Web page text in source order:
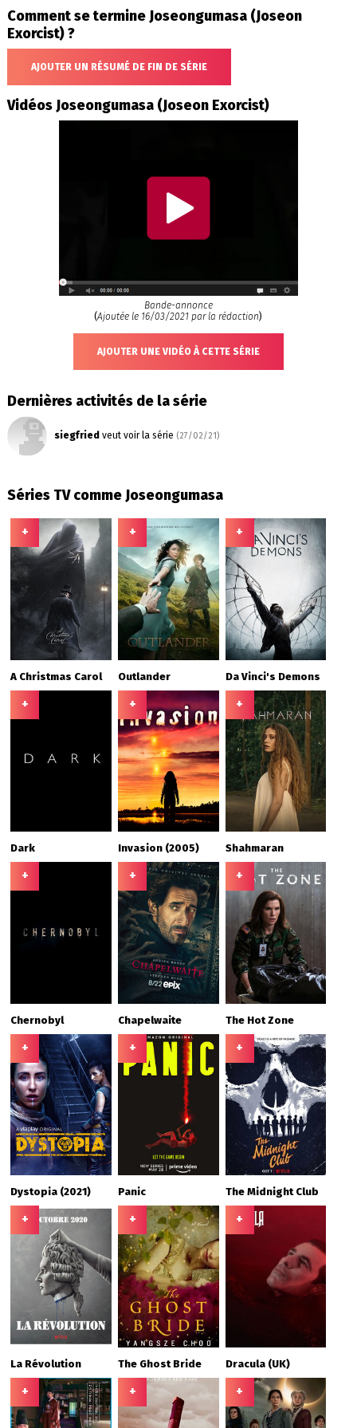
Comment se termine Joseongumasa (Joseon
Exorcist) ?
AJOUTER UN RÉSUMÉ DE FIN DE SÉRIE
Vidéos Joseongumasa (Joseon Exorcist)
Bande-annonce
(Ajoutée le 16/03/2021 par la rédaction)
AJOUTER UNE VIDÉO À CETTE SÉRIE
Dernières activités de la série
siegfried veut voir la série (27/02/21)
Séries TV comme Joseongumasa
+
A Christmas Carol
+
Outlander
+
Da Vinci's Demons
+
Dark
+
Invasion (2005)
+
Shahmaran
+
Chernobyl
+
Chapelwaite
+
The Hot Zone
+
Dystopia (2021)
+
Panic
+
The Midnight Club
+
La Révolution
+
The Ghost Bride
+
Dracula (UK)
+ + +